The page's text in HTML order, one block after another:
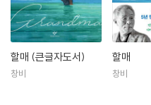
할매 (큰글자도서)
창비
할매
창비